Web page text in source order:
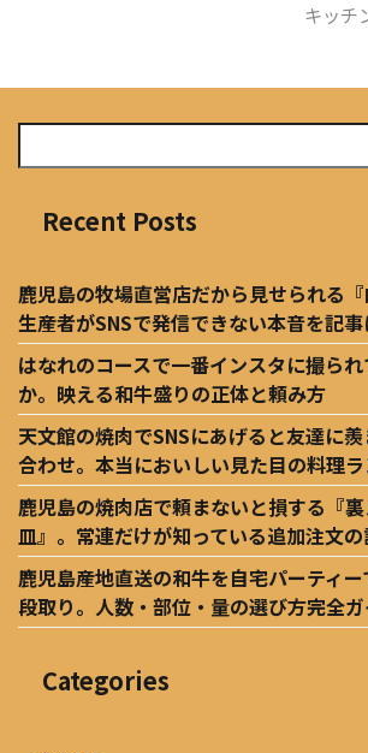
キッチ
Recent Posts
鹿児島の牧場直営店だから見せられる
生産者がSNSで発信できない本音を記
はなれのコースで一番インスタに撮ら
か。映える和牛盛りの正体と頼み方
天文館の焼肉でSNSにあげると友達に
合わせ。本当においしい見た目の料理
鹿児島の焼肉店で頼まないと損する『
皿』。常連だけが知っている追加注文
鹿児島産地直送の和牛を自宅パーティ
段取り。人数・部位・量の選び方完全
Categories